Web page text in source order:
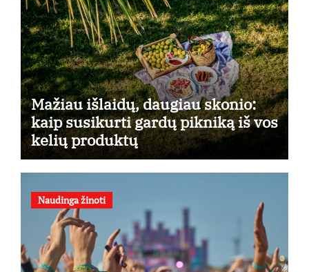
Mažiau išlaidų, daugiau skonio:
kaip susikurti gardų pikniką iš vos
kelių produktų
Naudinga žinoti